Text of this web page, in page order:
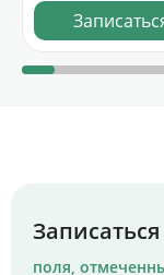
поля,